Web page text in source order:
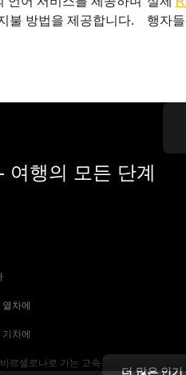
불 방법을 제공합니다.
행자
행의 모든 단계
차에
차에
르셀로나로 가는 고속 열차
더 많은 인